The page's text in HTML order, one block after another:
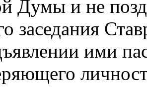
Думы и не
заседания
ими